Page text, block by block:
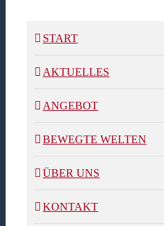
START
AKTUELLES
ANGEBOT
BEWEGTE WELTEN
ÜBER UNS
KONTAKT